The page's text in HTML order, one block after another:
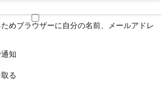
めブラウザーに自分の名前、メールアドレ
知
る